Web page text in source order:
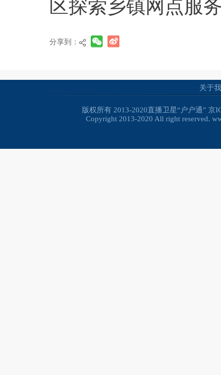
区探索乡镇网点服
分享到：
关于
版权所有 2013-2020直播卫星“户户通” 京
Copyright 2013-2020 All right reserved.